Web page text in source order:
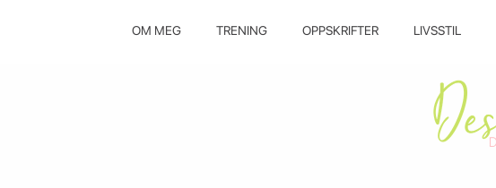
OM MEG TRENING OPPSKRIFTER LIVSSTIL